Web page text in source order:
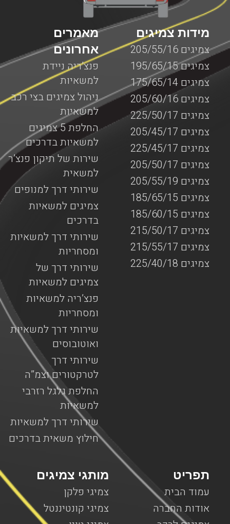
מאמרים
אחרונים
פנצ’ריה ניידת
למשאיות
ניהול צמיגים בצי רכב
למשאיות
החלפת 5 צמיגים
למשאיות בדרכים
שירות של תיקון פנצ’ר
למשאית
שירותי דרך למנופים
צמיגים למשאיות
בדרכים
שירותי דרך למשאיות
ומסחריות
שירותי דרך של
צמיגים למשאיות
פנצ’ריה למשאיות
ומסחריות
שירותי דרך למשאיות
ואוטובוסים
שירותי דרך
לטרקטורים וצמ”ה
החלפת גלגל רזרבי
למשאיות
שירותי דרך למשאיות
חילוץ משאית בדרכים
מידות צמיגים
צמיגים 205/55/16
צמיגים 195/65/15
צמיגים 175/65/14
צמיגים 205/60/16
צמיגים 225/50/17
צמיגים 205/45/17
צמיגים 225/45/17
צמיגים 205/50/17
צמיגים 205/55/19
צמיגים 185/65/15
צמיגים 185/60/15
צמיגים 215/50/17
צמיגים 215/55/17
צמיגים 225/40/18
מותגי צמיגים
צמיגי פלקן
צמיגי קונטיננטל
תפריט
עמוד הבית
אודות החברה